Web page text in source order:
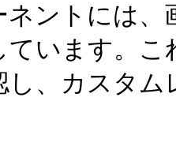
ネントには
ています。
し、カスタ